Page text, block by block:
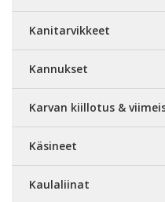
Kanitarvikkeet
Kannukset
Karvan kiillotus &
Käsineet
Kaulaliinat